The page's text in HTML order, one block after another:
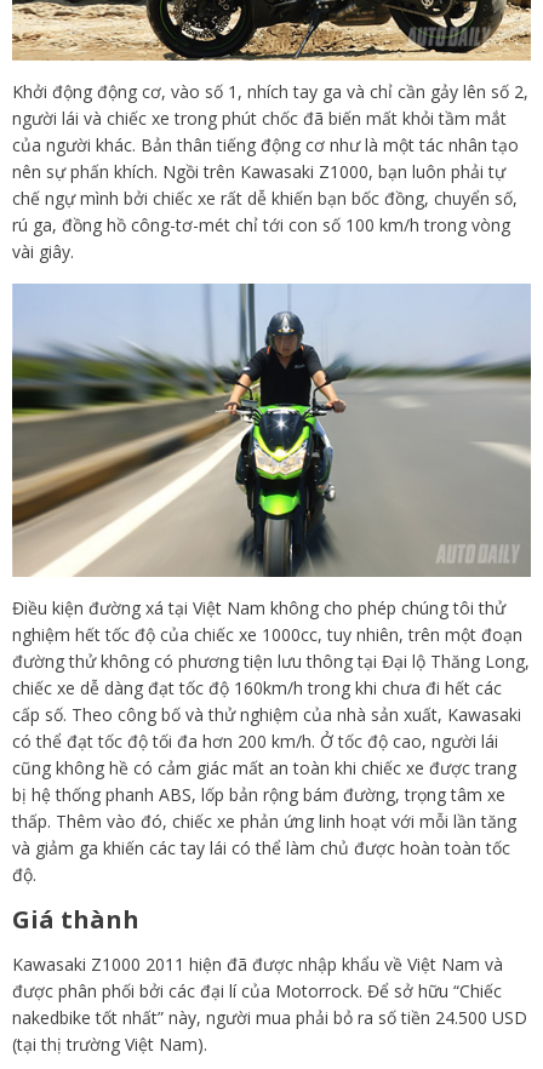
Khởi động động cơ, vào số 1, nhích tay ga và chỉ cần gảy lên số 2,
người lái và chiếc xe trong phút chốc đã biến mất khỏi tầm mắt
của người khác. Bản thân tiếng động cơ như là một tác nhân tạo
nên sự phấn khích. Ngồi trên Kawasaki Z1000, bạn luôn phải tự
chế ngự mình bởi chiếc xe rất dễ khiến bạn bốc đồng, chuyển số,
rú ga, đồng hồ công-tơ-mét chỉ tới con số 100 km/h trong vòng
vài giây.
Điều kiện đường xá tại Việt Nam không cho phép chúng tôi thử
nghiệm hết tốc độ của chiếc xe 1000cc, tuy nhiên, trên một đoạn
đường thử không có phương tiện lưu thông tại Đại lộ Thăng Long,
chiếc xe dễ dàng đạt tốc độ 160km/h trong khi chưa đi hết các
cấp số. Theo công bố và thử nghiệm của nhà sản xuất, Kawasaki
có thể đạt tốc độ tối đa hơn 200 km/h. Ở tốc độ cao, người lái
cũng không hề có cảm giác mất an toàn khi chiếc xe được trang
bị hệ thống phanh ABS, lốp bản rộng bám đường, trọng tâm xe
thấp. Thêm vào đó, chiếc xe phản ứng linh hoạt với mỗi lần tăng
và giảm ga khiến các tay lái có thể làm chủ được hoàn toàn tốc
độ.
Giá thành
Kawasaki Z1000 2011 hiện đã được nhập khẩu về Việt Nam và
được phân phối bởi các đại lí của Motorrock. Để sở hữu “Chiếc
nakedbike tốt nhất” này, người mua phải bỏ ra số tiền 24.500 USD
(tại thị trường Việt Nam).